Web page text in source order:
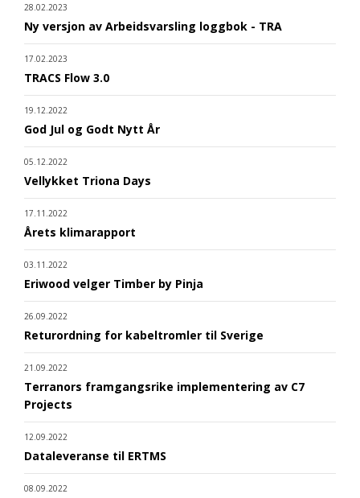
28.02.2023
Ny versjon av Arbeidsvarsling loggbok - TRA
17.02.2023
TRACS Flow 3.0
19.12.2022
God Jul og Godt Nytt År
05.12.2022
Vellykket Triona Days
17.11.2022
Årets klimarapport
03.11.2022
Eriwood velger Timber by Pinja
26.09.2022
Returordning for kabeltromler til Sverige
21.09.2022
Terranors framgangsrike implementering av C7
Projects
12.09.2022
Dataleveranse til ERTMS
08.09.2022